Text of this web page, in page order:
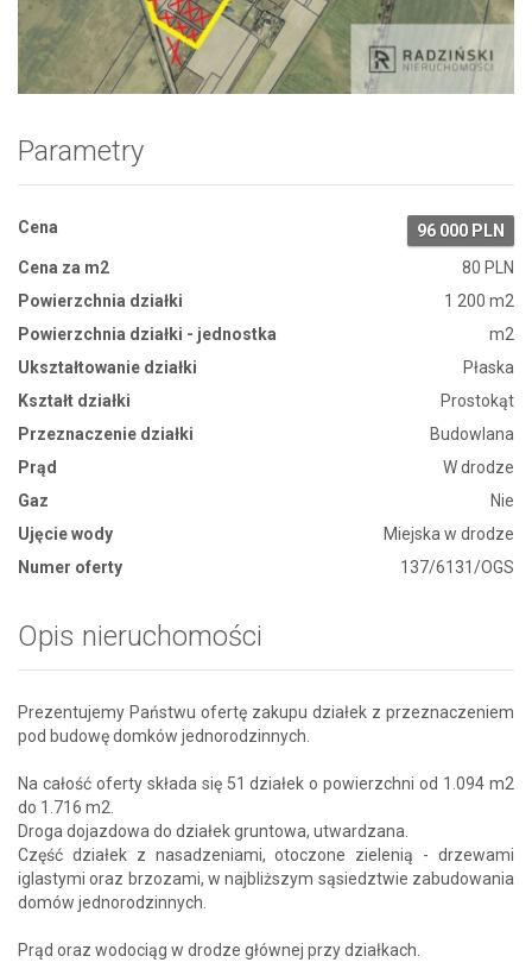
Zdjęcie 1
Parametry
Cena
96 000 PLN
Cena za m2
80 PLN
Powierzchnia działki
1 200 m2
Powierzchnia działki - jednostka
m2
Ukształtowanie działki
Płaska
Kształt działki
Prostokąt
Przeznaczenie działki
Budowlana
Prąd
W drodze
Gaz
Nie
Ujęcie wody
Miejska w drodze
Numer oferty
137/6131/OGS
Opis nieruchomości
Prezentujemy Państwu ofertę zakupu działek z przeznaczeniem
pod budowę domków jednorodzinnych.
Na całość oferty składa się 51 działek o powierzchni od 1.094 m2
do 1.716 m2.
Droga dojazdowa do działek gruntowa, utwardzana.
Część działek z nasadzeniami, otoczone zielenią - drzewami
iglastymi oraz brzozami, w najbliższym sąsiedztwie zabudowania
domów jednorodzinnych.
Prąd oraz wodociąg w drodze głównej przy działkach.